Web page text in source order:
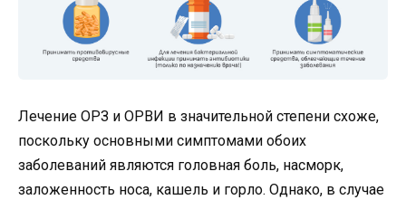
Лечение ОРЗ и ОРВИ в значительной степени схоже,
поскольку основными симптомами обоих
заболеваний являются головная боль, насморк,
заложенность носа, кашель и горло. Однако, в случае